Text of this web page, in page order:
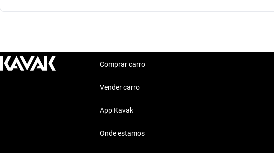
Comprar carro
Vender carro
App Kavak
Onde estamos